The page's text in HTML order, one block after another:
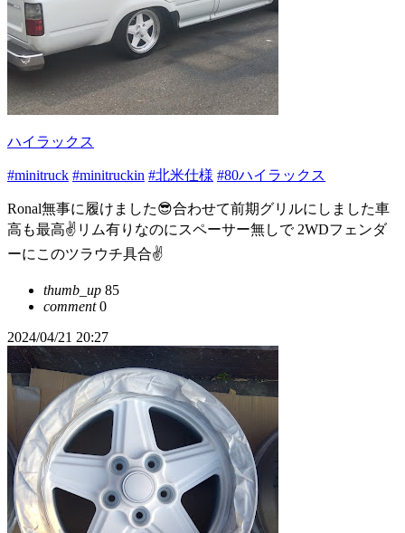
ハイラックス
#minitruck #minitruckin #北米仕様 #80ハイラックス
Ronal無事に履けました😎合わせて前期グリルにしました車
高も最高✌️リム有りなのにスペーサー無しで 2WDフェンダ
ーにこのツラウチ具合✌️
thumb_up 85
comment0
2024/04/21 20:27